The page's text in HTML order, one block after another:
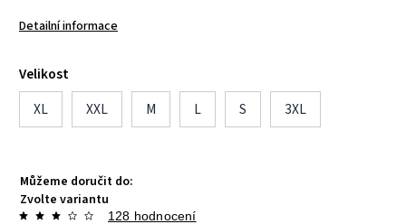
Detailní informace
Velikost
XL
XXL M L S 3XL
Můžeme doručit do:
Zvolte variantu
128 hodnocení